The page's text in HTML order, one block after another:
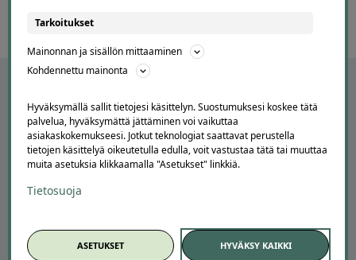
APUA JA NEUVOJA
Tarkoitukset
Mainonnan ja sisällön mittaaminen
Kohdennettu mainonta
Hyväksymällä sallit tietojesi käsittelyn. Suostumuksesi koskee tätä
palvelua, hyväksymättä jättäminen voi vaikuttaa
asiakaskokemukseesi. Jotkut teknologiat saattavat perustella
tietojen käsittelyä oikeutetulla edulla, voit vastustaa tätä tai muuttaa
muita asetuksia klikkaamalla "Asetukset" linkkiä.
Tietosuoja
ASETUKSET HYVÄKSY KAIKKI